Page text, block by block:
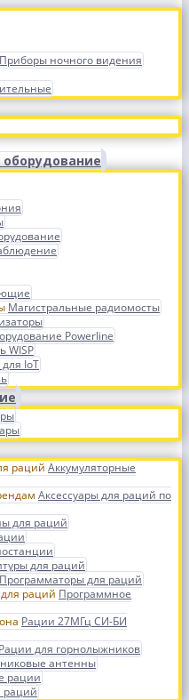
Приборы ночного видения
оборудование
Магистральные радиомосты
Powerline
WISP
IoT
Аккумуляторные
Аксессуары для раций по
для раций
для раций
Программаторы для раций
Программное
Рации 27МГц СИ-БИ
Рации для горнолыжников
антенны
рации
раций